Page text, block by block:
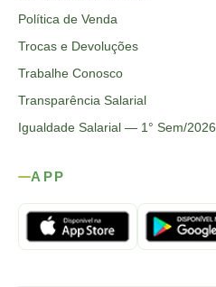
Política de Venda
Trocas e Devoluções
Trabalhe Conosco
Transparência Salarial
Igualdade Salarial — 1° Sem/2026
APP